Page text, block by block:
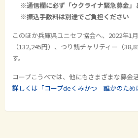
※通信欄に必ず「ウクライナ緊急募金」
※振込手数料は別途でご負担ください
このほか兵庫県ユニセフ協会へ、2022年1
（132,245円）、つり銭チャリティー（
す。
コープこうべでは、他にもさまざまな募金
詳しくは「コープdeくみかつ 誰かのため